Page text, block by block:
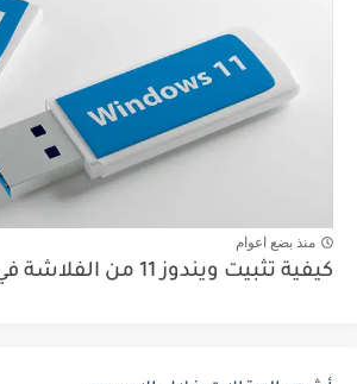
منذ بضع اعوام
كيفية تثبيت ويندوز 11 من الفلاشة في خطوات موجزة